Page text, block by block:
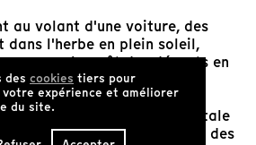
au volant d'une voiture, des
dans l'herbe en plein soleil,
avec le goût des départs en
solaire et joyeuse
même les images les plus
cinéaste expérimentale
du cinéma lesbien, filme des
des cookies tiers pour
expérience et améliorer
du site.